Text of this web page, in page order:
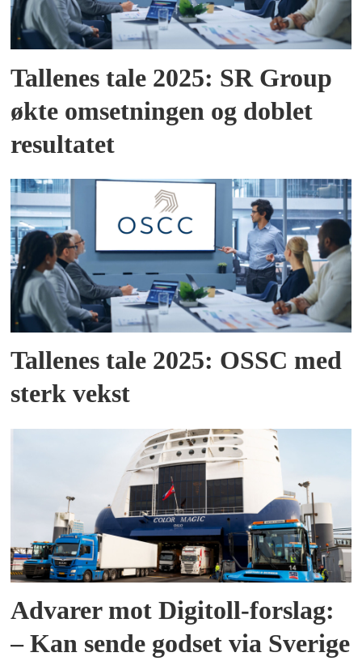
Tallenes tale 2025: SR Group
økte omsetningen og doblet
resultatet
Tallenes tale 2025: OSSC med
sterk vekst
Advarer mot Digitoll-forslag:
– Kan sende godset via Sverige